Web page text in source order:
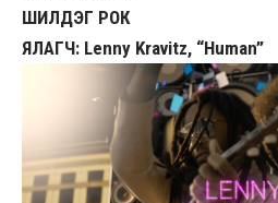
ШИЛДЭГ РОК
ЯЛАГЧ: Lenny Kravitz, “Human”